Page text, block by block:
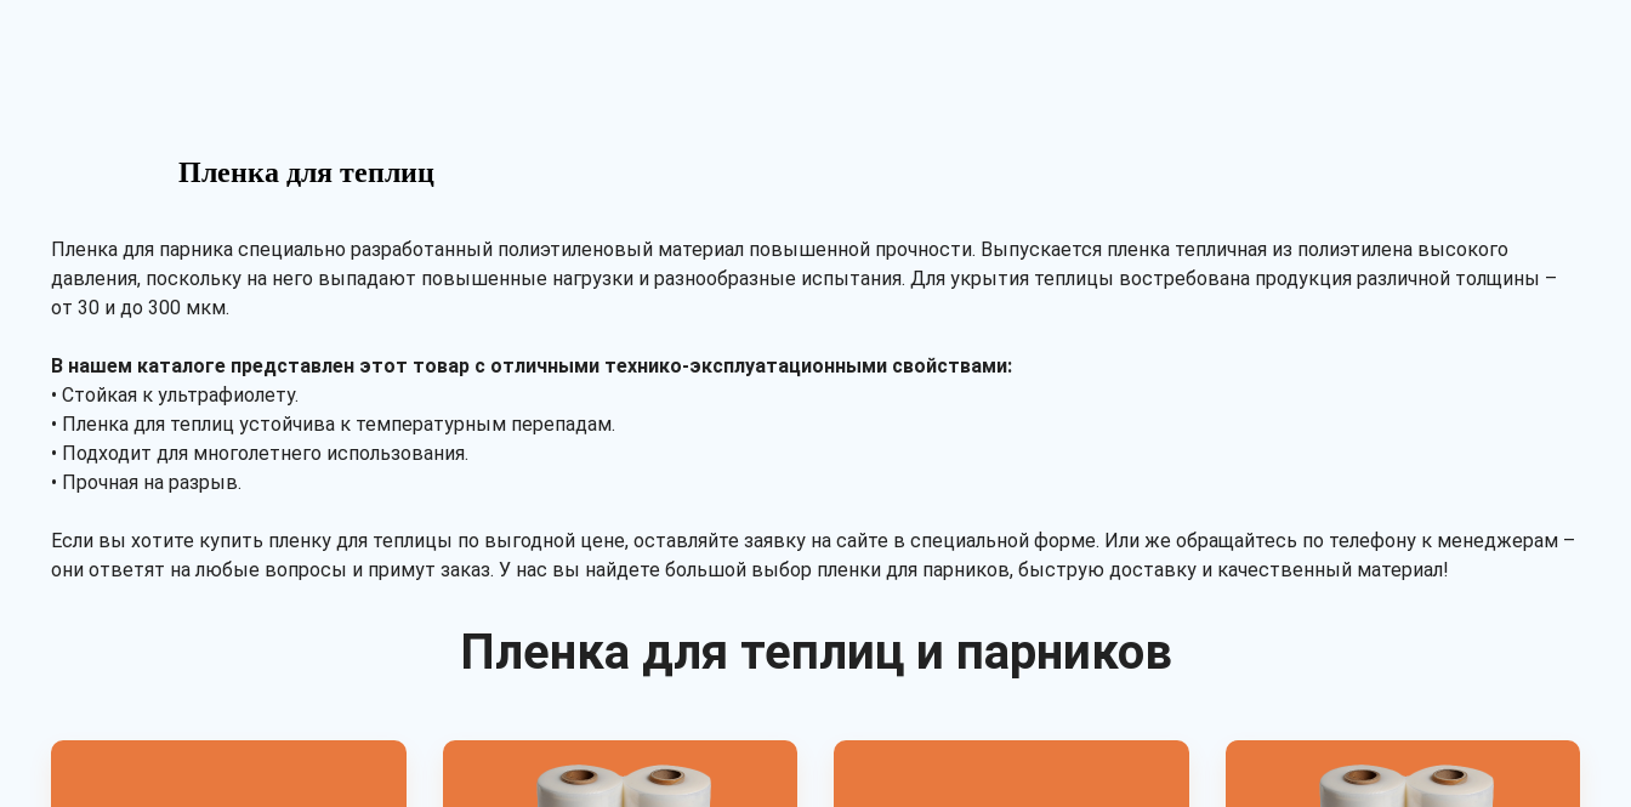
Сырье
Пленка для теплиц
Пленка для парника специально разработанный полиэтиленовый материал повышенной прочности. Выпускается пленка тепличная из полиэтилена высокого
давления, поскольку на него выпадают повышенные нагрузки и разнообразные испытания. Для укрытия теплицы востребована продукция различной толщины –
от 30 и до 300 мкм.
В нашем каталоге представлен этот товар с отличными технико-эксплуатационными свойствами:
• Стойкая к ультрафиолету.
• Пленка для теплиц устойчива к температурным перепадам.
• Подходит для многолетнего использования.
• Прочная на разрыв.
Если вы хотите купить пленку для теплицы по выгодной цене, оставляйте заявку на сайте в специальной форме. Или же обращайтесь по телефону к менеджерам –
они ответят на любые вопросы и примут заказ. У нас вы найдете большой выбор пленки для парников, быструю доставку и качественный материал!
Пленка для теплиц и парников